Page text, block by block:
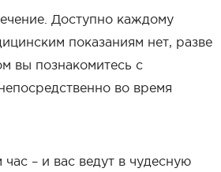
Доступно каждому
показаниям нет, разве
вы познакомитесь с
во время
– и вас ведут в чудесную